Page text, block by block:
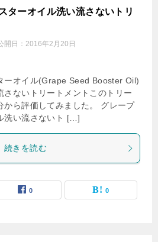
ターオイル洗い流さないトリ
開日： 2016年2月20日
ーオイル(Grape Seed Booster Oil)
ないトリートメントこのトリー
から評価してみました。 グレープ
洗い流さないト […]
続きを読む
0 0